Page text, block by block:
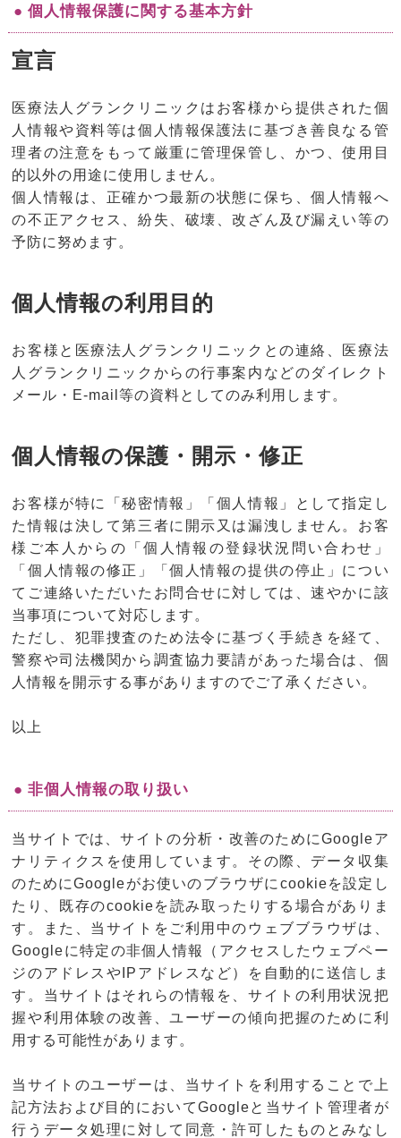
● 個人情報保護に関する基本方針
宣言
医療法人グランクリニックはお客様から提供された個
人情報や資料等は個人情報保護法に基づき善良なる管
理者の注意をもって厳重に管理保管し、かつ、使用目
的以外の用途に使用しません。
個人情報は、正確かつ最新の状態に保ち、個人情報へ
の不正アクセス、紛失、破壊、改ざん及び漏えい等の
予防に努めます。
個人情報の利用目的
お客様と医療法人グランクリニックとの連絡、医療法
人グランクリニックからの行事案内などのダイレクト
メール・E-mail等の資料としてのみ利用します。
個人情報の保護・開示・修正
お客様が特に「秘密情報」「個人情報」として指定し
た情報は決して第三者に開示又は漏洩しません。お客
様ご本人からの「個人情報の登録状況問い合わせ」
「個人情報の修正」「個人情報の提供の停止」につい
てご連絡いただいたお問合せに対しては、速やかに該
当事項について対応します。
ただし、犯罪捜査のため法令に基づく手続きを経て、
警察や司法機関から調査協力要請があった場合は、個
人情報を開示する事がありますのでご了承ください。
以上
● 非個人情報の取り扱い
当サイトでは、サイトの分析・改善のためにGoogleア
ナリティクスを使用しています。その際、データ収集
のためにGoogleがお使いのブラウザにcookieを設定し
たり、既存のcookieを読み取ったりする場合がありま
す。また、当サイトをご利用中のウェブブラウザは、
Googleに特定の非個人情報（アクセスしたウェブペー
ジのアドレスやIPアドレスなど）を自動的に送信しま
す。当サイトはそれらの情報を、サイトの利用状況把
握や利用体験の改善、ユーザーの傾向把握のために利
用する可能性があります。
当サイトのユーザーは、当サイトを利用することで上
記方法および目的においてGoogleと当サイト管理者が
行うデータ処理に対して同意・許可したものとみなし